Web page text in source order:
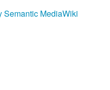
Semantic MediaWiki